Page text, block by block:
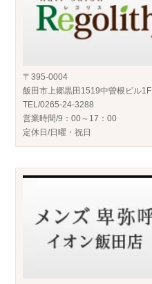
〒395-0004
飯田市上郷黒田1519中曽根ビル1F
TEL/0265-24-3288
営業時間/9：00～17：00
定休日/日曜・祝日